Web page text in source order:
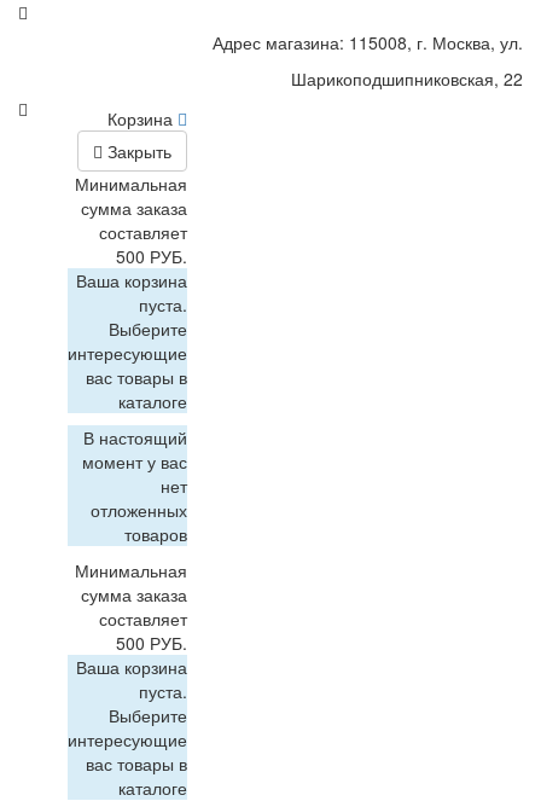
Адрес магазина: 115008, г. Москва, ул.
Шарикоподшипниковская, 22
Корзина
Закрыть
Минимальная
сумма заказа
составляет
500 РУБ.
Ваша корзина
пуста.
Выберите
интересующие
вас товары в
каталоге
В настоящий
момент у вас
нет
отложенных
товаров
Минимальная
сумма заказа
составляет
500 РУБ.
Ваша корзина
пуста.
Выберите
интересующие
вас товары в
каталоге